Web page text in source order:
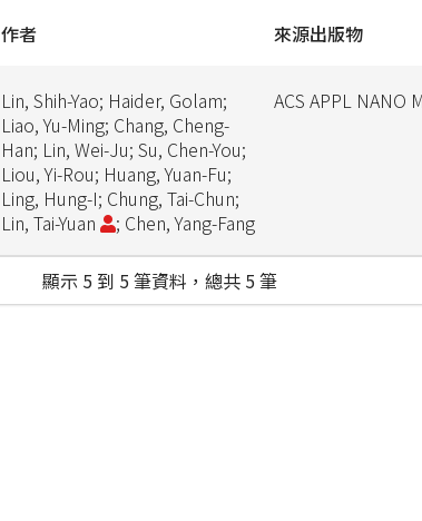
作者 來源出版物
Lin, Shih-Yao; Haider, Golam;
Liao, Yu-Ming; Chang, Cheng-
Han; Lin, Wei-Ju; Su, Chen-You;
Liou, Yi-Rou; Huang, Yuan-Fu;
Ling, Hung-I; Chung, Tai-Chun;
Lin, Tai-Yuan
; Chen, Yang-Fang
ACS APPL NANO
顯示 5 到 5 筆資料，總共 5 筆